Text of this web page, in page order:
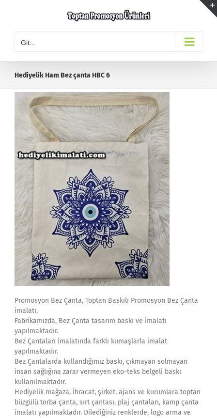
Git...
Hediyelik Ham Bez çanta HBC 6
Promosyon Bez Çanta, Toptan Baskılı Promosyon Bez Çanta
imalatı,
Fabrikamızda, Bez Çanta tasarım baskı ve imalatı
yapılmaktadır.
Bez Çantaları imalatında farklı kumaşlarla imalat
yapılmaktadır.
Bez Çantalarda kullandığımız baskı, çıkmayan solmayan
insan sağlığına zarar vermeyen eko-teks belgeli baskı
kullanılmaktadır.
Hediyelik mağaza, İhracat, şirket, ajans ve kurumlara toptan
büzgülü torba çanta, sırt çantası, plaj çantaları, kamp çanta
imalatı yapılmaktadır. Dilediğiniz renklerde, logo arma ve